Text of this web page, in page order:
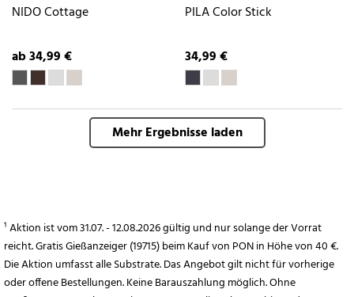
NIDO Cottage
ab 34,99 €
PILA Color Stick
34,99 €
Mehr Ergebnisse laden
¹ Aktion ist vom 31.07. - 12.08.2026 gültig und nur solange der Vorrat
reicht. Gratis Gießanzeiger (19715) beim Kauf von PON in Höhe von 40 €.
Die Aktion umfasst alle Substrate. Das Angebot gilt nicht für vorherige
oder offene Bestellungen. Keine Barauszahlung möglich. Ohne